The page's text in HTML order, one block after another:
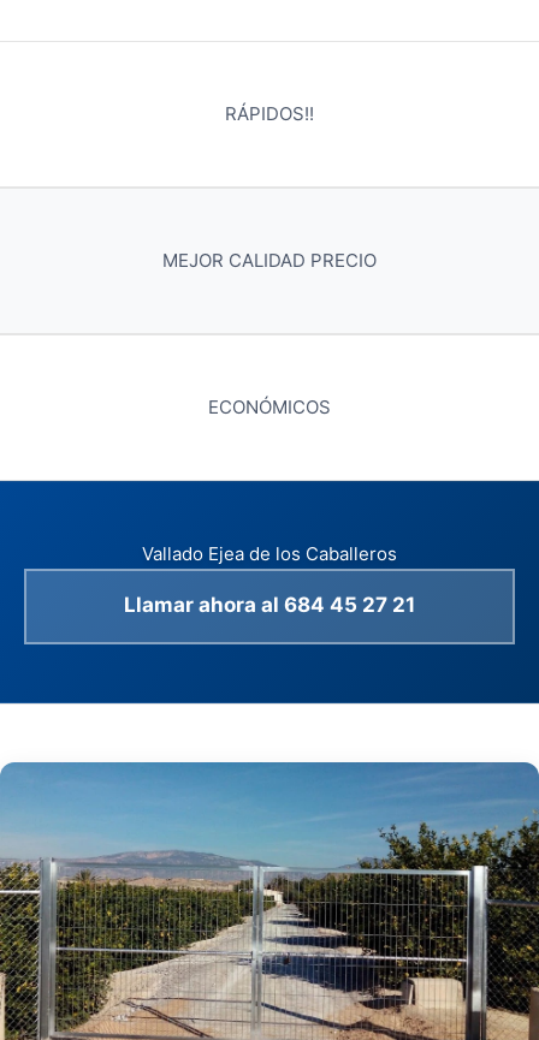
RÁPIDOS!!
MEJOR CALIDAD PRECIO
ECONÓMICOS
Vallado Ejea de los Caballeros
Llamar ahora al 684 45 27 21